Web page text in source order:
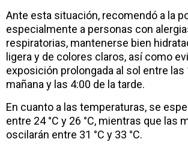
Ante esta situación, recomendó a la
especialmente a personas con
respiratorias, mantenerse bien
ligera y de colores claros, así como
exposición prolongada al sol entre las
mañana y las 4:00 de la tarde.
En cuanto a las temperaturas, se
entre 24 °C y 26 °C, mientras que las
oscilarán entre 31 °C y 33 °C.